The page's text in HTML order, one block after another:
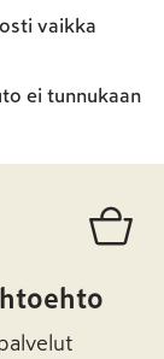
vaikka
ei tunnukaan